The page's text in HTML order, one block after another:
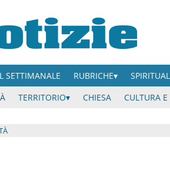
SETTIMANALE RUBRICHE
TERRITORIO CHIESA CULTURA E